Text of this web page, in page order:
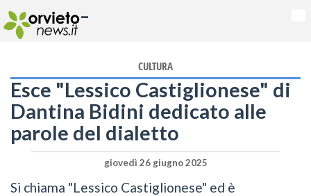
-
CULTURA
Esce "Lessico Castiglionese" di
Dantina Bidini dedicato alle
parole del dialetto
giovedì 26 giugno 2025
Si chiama "Lessico Castiglionese" ed è